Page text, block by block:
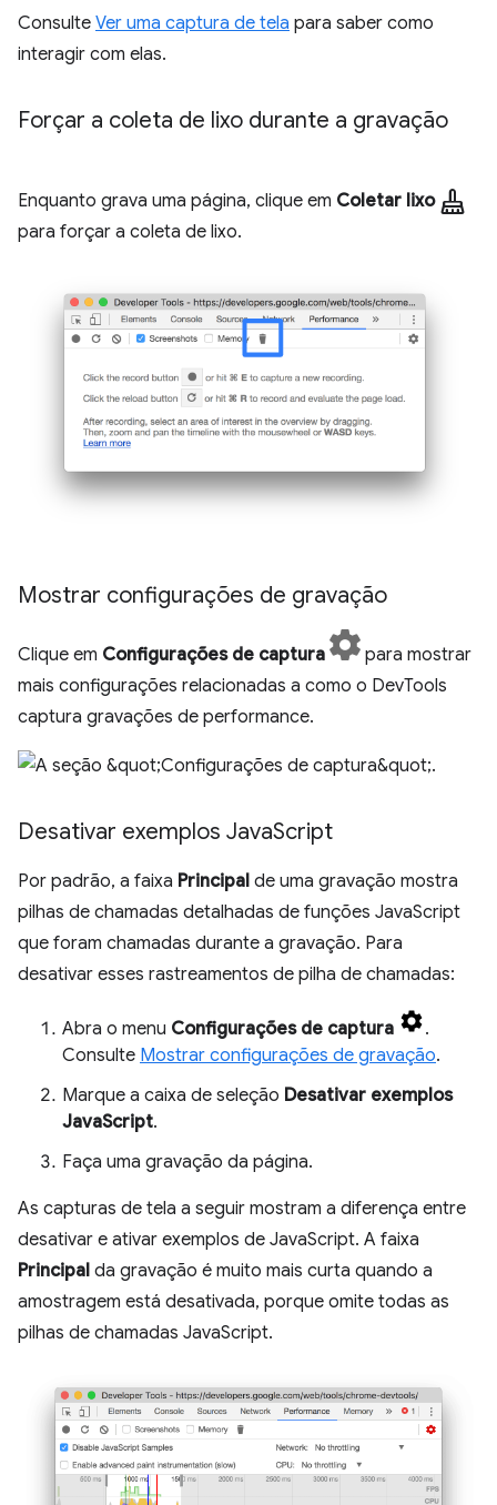
Consulte Ver uma captura de tela para saber como
interagir com elas.
Forçar a coleta de lixo durante a gravação
Enquanto grava uma página, clique em Coletar lixo mop
para forçar a coleta de lixo.
Mostrar configurações de gravação
Clique em Configurações de captura
para mostrar
mais configurações relacionadas a como o DevTools
captura gravações de performance.
Desativar exemplos JavaScript
Por padrão, a faixa Principal de uma gravação mostra
pilhas de chamadas detalhadas de funções JavaScript
que foram chamadas durante a gravação. Para
desativar esses rastreamentos de pilha de chamadas:
Abra o menu Configurações de captura
.
Consulte Mostrar configurações de gravação.
Marque a caixa de seleção Desativar exemplos
JavaScript.
Faça uma gravação da página.
As capturas de tela a seguir mostram a diferença entre
desativar e ativar exemplos de JavaScript. A faixa
Principal da gravação é muito mais curta quando a
amostragem está desativada, porque omite todas as
pilhas de chamadas JavaScript.